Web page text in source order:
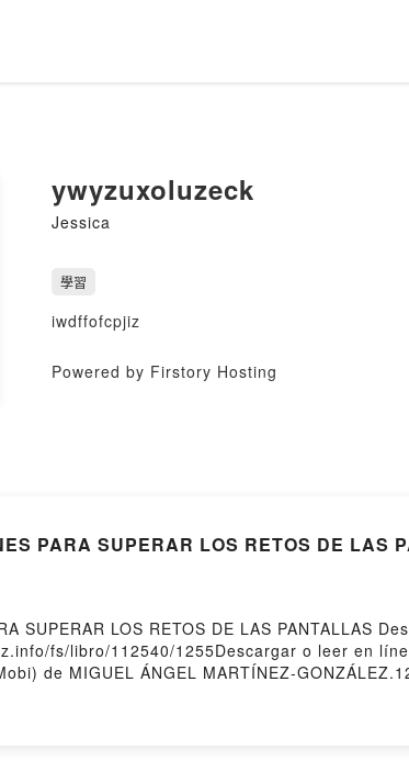
ywyzuxoluzeck
Jessica
學習
iwdffofcpjiz
Powered by Firstory Hosting
PARA SUPERAR LOS RETOS DE LAS
SUPERAR LOS RETOS DE LAS PANTALLAS
fs/libro/112540/1255Descargar o leer en
de MIGUEL ÁNGEL MARTÍNEZ-
PARA SUPERAR LOS RETOS DE LAS